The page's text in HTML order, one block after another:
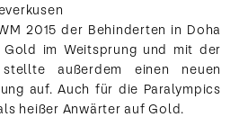
2015 der Behinderten in Doha
Gold im Weitsprung und mit der
außerdem einen neuen
auf. Auch für die Paralympics
heißer Anwärter auf Gold.